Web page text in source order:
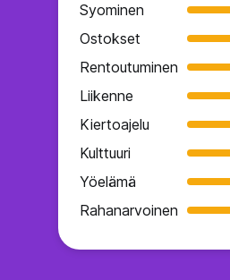
Syominen
Ostokset
Rentoutuminen
Liikenne
Kiertoajelu
Kulttuuri
Yöelämä
Rahanarvoinen